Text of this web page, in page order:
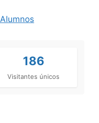
186
Visitantes únicos